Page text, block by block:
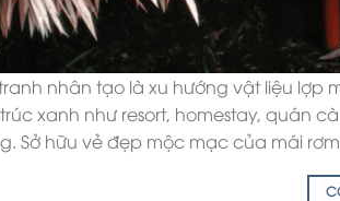
nhân tạo là xu hướng vật liệu
xanh như resort, homestay, quán
Sở hữu vẻ đẹp mộc mạc của mái